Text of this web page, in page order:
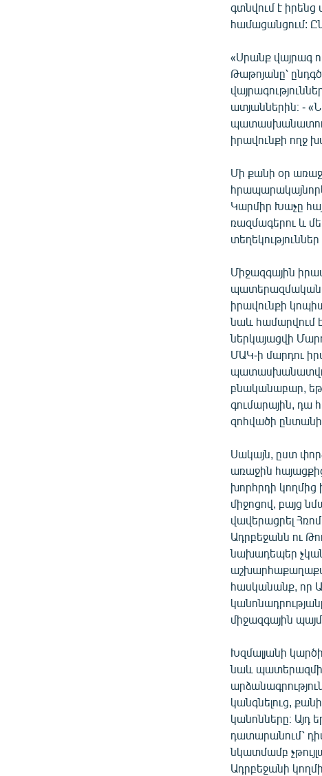
գտնվում է իրենց
համացանցում:
«Սրանք վայրագ
Թաթոյանը՝
ատյաններին։ -
իրավունքի ողջ
Մի քանի օր
Կարմիր Խաչը
ռազմագերու և
Միջազգային
պատերազմական
իրավունքի
նաև համարվում
ներկայացվի
ՄԱԿ-ի մարդու
բնականաբար,
գումարային, դա
զոհվածի
Սակայն, ըստ
առաջին
խորհրդի կողմից
միջոցով, բայց
վավերացրել
Ադրբեջանն ու
նախադեպեր
հասկանանք, որ
միջազգային
Խզմալյանի
նաև պատերազմի
կանգնելուց,
կանոնները։ Այդ
դատարանում՝
նկատմամբ
Ադրբեջանի